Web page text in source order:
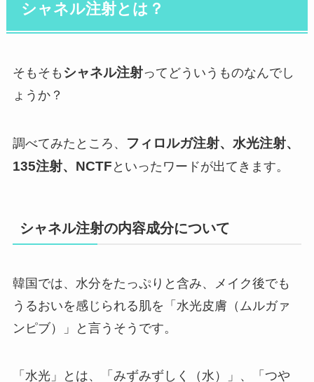
シャネル注射とは？
そもそも シャネル注射ってどういうものなんでし
ょうか？
調べてみたところ、
フィロルガ注射、水光注射、
135注射、NCTF といったワードが出てきます。
シャネル注射の内容成分について
韓国では、水分をたっぷりと含み、メイク後でも
うるおいを感じられる肌を「水光皮膚（ムルガァ
ンピブ）」と言うそうです。
「水光」とは、「みずみずしく（水）」、「つや